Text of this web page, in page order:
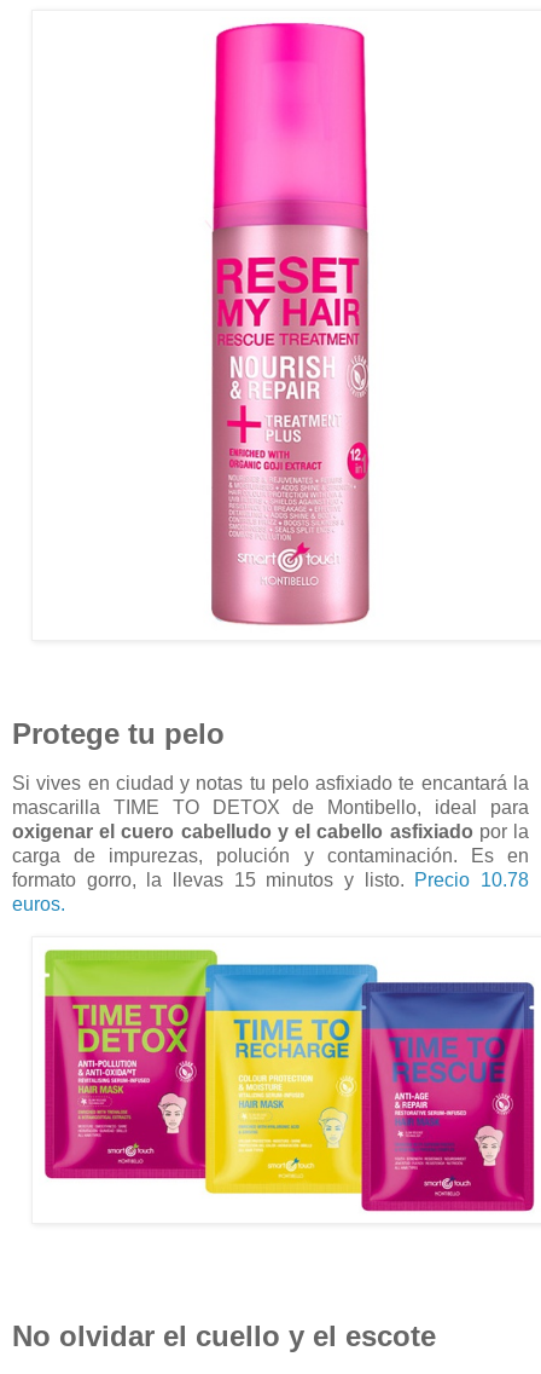
Protege tu pelo
Si vives en ciudad y notas tu pelo asfixiado te encantará la
mascarilla TIME TO DETOX de Montibello, ideal para
oxigenar el cuero cabelludo y el cabello asfixiado por la
carga de impurezas, polución y contaminación. Es en
formato gorro, la llevas 15 minutos y listo. Precio 10.78
euros.
No olvidar el cuello y el escote